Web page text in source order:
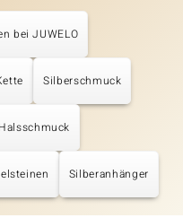
bei JUWELO
Silberschmuck
Halsschmuck
Silberanhänger